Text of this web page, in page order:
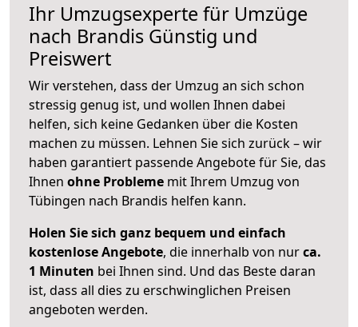
Ihr Umzugsexperte für Umzüge
nach Brandis Günstig und
Preiswert
Wir verstehen, dass der Umzug an sich schon
stressig genug ist, und wollen Ihnen dabei
helfen, sich keine Gedanken über die Kosten
machen zu müssen. Lehnen Sie sich zurück – wir
haben garantiert passende Angebote für Sie, das
Ihnen ohne Probleme mit Ihrem Umzug von
Tübingen nach Brandis helfen kann.
Holen Sie sich ganz bequem und einfach
kostenlose Angebote, die innerhalb von nurca.
1 Minuten bei Ihnen sind. Und das Beste daran
ist, dass all dies zu erschwinglichen Preisen
angeboten werden.